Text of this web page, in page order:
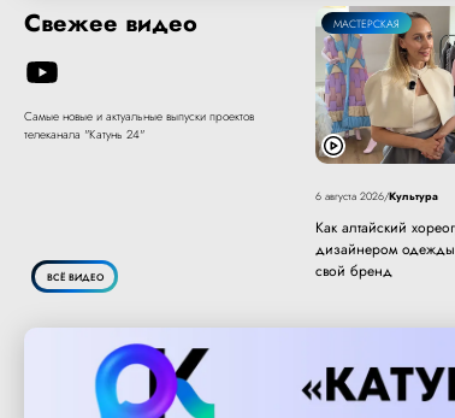
Свежее видео
Самые новые и актуальные выпуски проектов
телеканала "Катунь 24"
ВСЁ ВИДЕО
МАСТЕРСКАЯ
6 августа 2026/Культура
Как алтайский
дизайнером
свой бренд